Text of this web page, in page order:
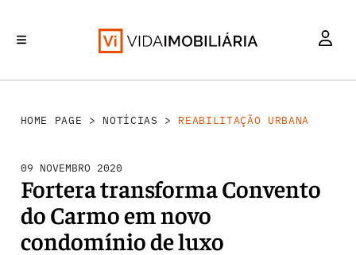
HOME PAGE > NOTÍCIAS > REABILITAÇÃO URBANA
09 NOVEMBRO 2020
Fortera transforma Convento
do Carmo em novo
condomínio de luxo